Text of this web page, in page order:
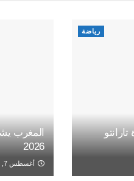
رياضة
تارانتو
2026
أغسطس 7, 2026